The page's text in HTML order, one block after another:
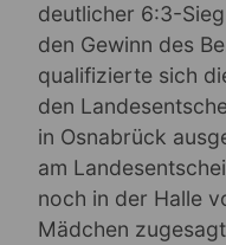
deutlicher 6:3-
den Gewinn des
qualifizierte sich
den
in Osnabrück
am
noch in der Halle
Mädchen